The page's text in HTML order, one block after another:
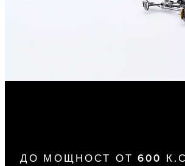
ДО МОЩНОСТ ОТ 600